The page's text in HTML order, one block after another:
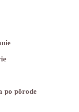
po pôrode